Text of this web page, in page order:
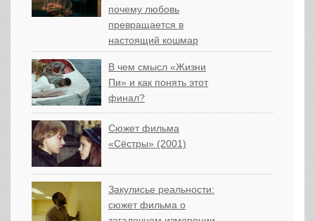
почему любовь
превращается в
настоящий кошмар
В чем смысл «Жизни
Пи» и как понять этот
финал?
Сюжет фильма
«Сёстры» (2001)
Закулисье реальности:
сюжет фильма о